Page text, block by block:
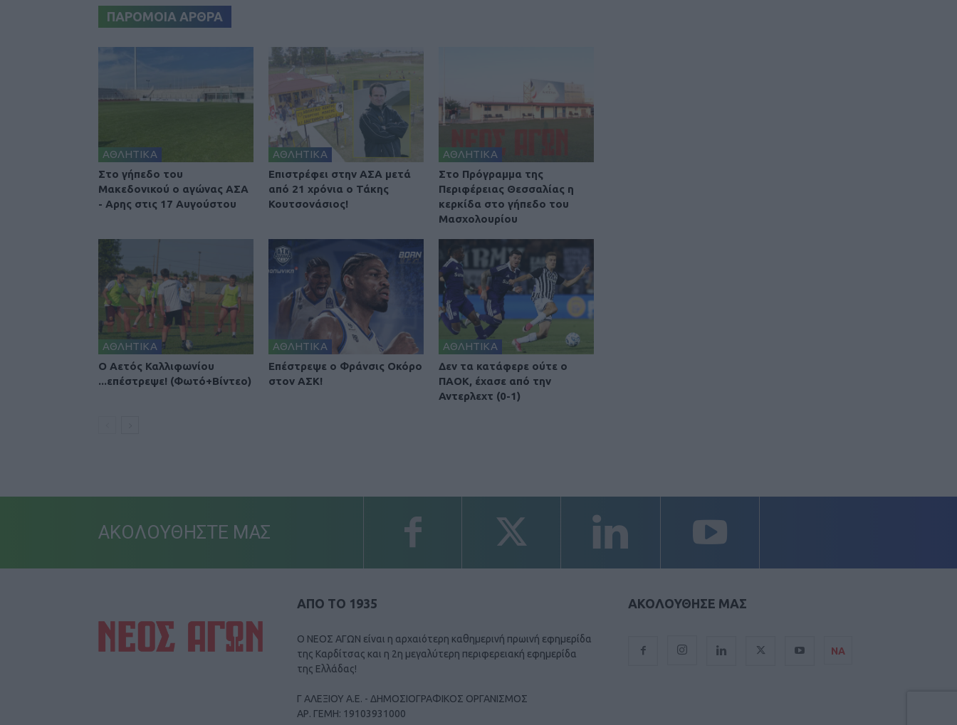
ΠΑΡΟΜΟΙΑ ΑΡΘΡΑ
ΑΘΛΗΤΙΚΑ
Στο γήπεδο του
Μακεδονικού ο αγώνας ΑΣΑ
- Αρης στις 17 Αυγούστου
ΑΘΛΗΤΙΚΑ
Επιστρέφει στην ΑΣΑ μετά
από 21 χρόνια ο Τάκης
Κουτσονάσιος!
ΑΘΛΗΤΙΚΑ
Στο Πρόγραμμα της
Περιφέρειας Θεσσαλίας η
κερκίδα στο γήπεδο του
Μασχολουρίου
ΑΘΛΗΤΙΚΑ
Ο Αετός Καλλιφωνίου
...επέστρεψε! (Φωτό+Βίντεο)
ΑΘΛΗΤΙΚΑ
Επέστρεψε ο Φράνσις Οκόρο
στον ΑΣΚ!
ΑΘΛΗΤΙΚΑ
Δεν τα κατάφερε ούτε ο
ΠΑΟΚ, έχασε από την
Αντερλεχτ (0-1)
ΑΚΟΛΟΥΘΗΣΤΕ ΜΑΣ
ΑΠΟ ΤΟ 1935
Ο ΝΕΟΣ ΑΓΩΝ είναι η αρχαιότερη καθημερινή πρωινή εφημερίδα
της Καρδίτσας και η 2η μεγαλύτερη περιφερειακή εφημερίδα
της Ελλάδας!
Γ ΑΛΕΞΙΟΥ Α.Ε. - ΔΗΜΟΣΙΟΓΡΑΦΙΚΟΣ ΟΡΓΑΝΙΣΜΟΣ
ΑΡ. ΓΕΜΗ: 19103931000
ΑΚΟΛΟΥΘΗΣΕ ΜΑΣ
ΝΑ